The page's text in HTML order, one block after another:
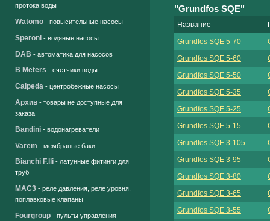
протока воды
Watomo - повысительные насосы
Speroni - водяные насосы
DAB - автоматика для насосов
B Meters - счетчики воды
Calpeda - центробежные насосы
Архив - товары не доступные для
заказа
Bandini - водонагреватели
Varem - мембраные баки
Bianchi F.lli - латунные фитинги для
труб
MAC3 - реле давления, реле уровня,
поплавковые клапаны
Fourgroup - пульты управления
"Grundfos SQE"
Название
Grundfos SQE 5-70
Grundfos SQE 5-60
Grundfos SQE 5-50
Grundfos SQE 5-35
Grundfos SQE 5-25
Grundfos SQE 5-15
Grundfos SQE 3-105
Grundfos SQE 3-95
Grundfos SQE 3-80
Grundfos SQE 3-65
Grundfos SQE 3-55